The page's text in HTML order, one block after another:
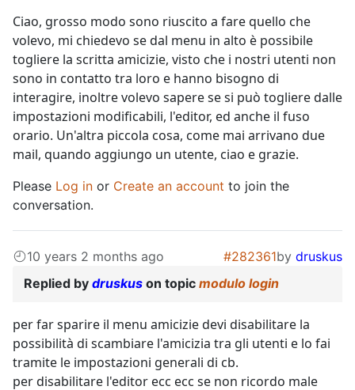
Ciao, grosso modo sono riuscito a fare quello che
volevo, mi chiedevo se dal menu in alto è possibile
togliere la scritta amicizie, visto che i nostri utenti non
sono in contatto tra loro e hanno bisogno di
interagire, inoltre volevo sapere se si può togliere dalle
impostazioni modificabili, l'editor, ed anche il fuso
orario. Un'altra piccola cosa, come mai arrivano due
mail, quando aggiungo un utente, ciao e grazie.
Please Log in or Create an account to join the
conversation.
10 years 2 months ago #282361by druskus
Replied by druskus on topic modulo login
per far sparire il menu amicizie devi disabilitare la
possibilità di scambiare l'amicizia tra gli utenti e lo fai
tramite le impostazioni generali di cb.
per disabilitare l'editor ecc ecc se non ricordo male